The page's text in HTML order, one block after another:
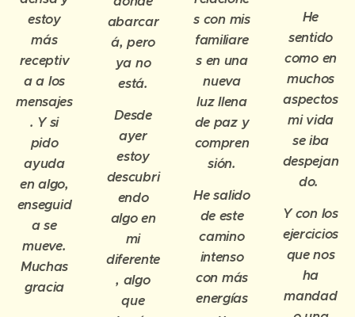
estoy
más
receptiv
a a los
mensajes
. Y si
pido
ayuda
en algo,
enseguid
a se
mueve.
Muchas
gracia
abarcar
á, pero
ya no
está.
Desde
ayer
estoy
descubri
endo
algo en
mi
diferente
, algo
que
s con mis
familiare
s en una
nueva
luz llena
de paz y
compren
sión.
He salido
de este
camino
intenso
con más
energías
He
sentido
como en
muchos
aspectos
mi vida
se iba
despejan
do.
Y con los
ejercicios
que nos
ha
mandad